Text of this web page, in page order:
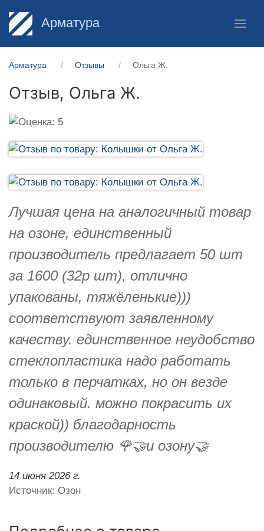
Арматура
Арматура Отзывы Ольга Ж.
Отзыв, Ольга Ж.
Лучшая цена на аналогичный товар
на озоне, единственный
производитель предлагает 50 шт
за 1600 (32р шт), отлично
упакованы, тяжёленькие)))
соответствуют заявленному
качеству. единственное неудобство
стеклопластика надо работать
только в перчатках, но он везде
одинаковый. можно покрасить их
краской)) благодарность
производителю 🌹🤝и озону🤝
14 июня 2026 г.
Источник: Озон